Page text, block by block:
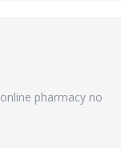
online pharmacy no